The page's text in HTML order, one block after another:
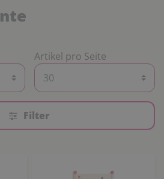
Artikel pro Seite
Filter